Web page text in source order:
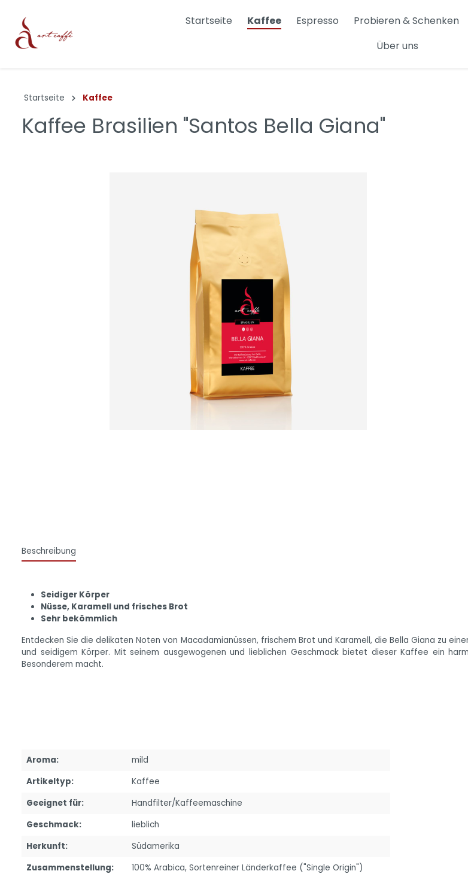
Startseite Kaffee Espresso Probieren & Schenken
Über uns
Joefrex
Startseite Kaffee
Kaffee Brasilien "Santos Bella Giana"
Beschreibung
Seidiger Körper
Nüsse, Karamell und frisches Brot
Sehr bekömmlich
Entdecken Sie die delikaten Noten von Macadamianüssen, frischem Brot und Karamell, die Bella Giana zu
und seidigem Körper. Mit seinem ausgewogenen und lieblichen Geschmack bietet dieser Kaffee ein
Besonderem macht.
Aroma:
mild
Artikeltyp:
Kaffee
Geeignet für:
Handfilter/Kaffeemaschine
Geschmack:
lieblich
Herkunft:
Südamerika
Zusammenstellung:
100% Arabica, Sortenreiner Länderkaffee ("Single Origin")